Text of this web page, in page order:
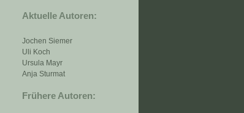
Aktuelle Autoren:
Jochen Siemer
Uli Koch
Ursula Mayr
Anja Sturmat
Frühere Autoren: